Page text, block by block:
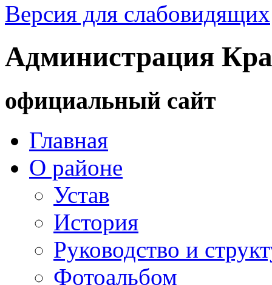
Версия для слабовидящих
Администрация
официальный сайт
Главная
О районе
Устав
История
Руководство и
Фотоальбом